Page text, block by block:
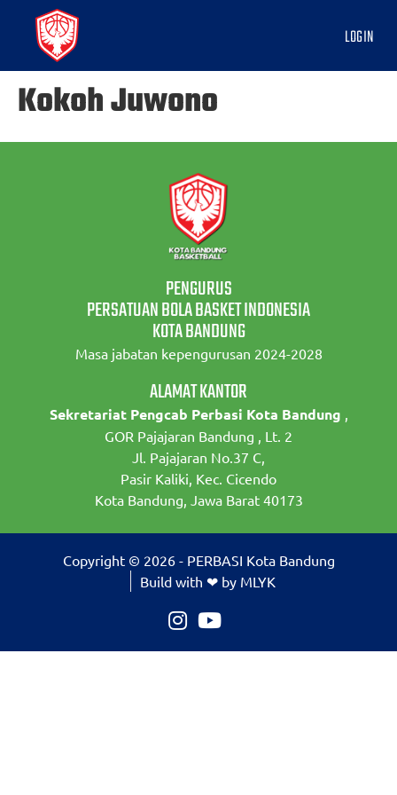
LOGIN
Kokoh Juwono
PENGURUS
PERSATUAN BOLA BASKET INDONESIA
KOTA BANDUNG
Masa jabatan kepengurusan 2024-2028
ALAMAT KANTOR
Sekretariat Pengcab Perbasi Kota Bandung ,
GOR Pajajaran Bandung , Lt. 2
Jl. Pajajaran No.37 C,
Pasir Kaliki, Kec. Cicendo
Kota Bandung, Jawa Barat 40173
Copyright © 2026 - PERBASI Kota Bandung
Build with ❤ by MLYK